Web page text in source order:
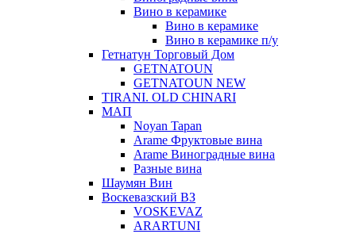
Вино в керамике
Вино в керамике
Вино в керамике п/у
Гетнатун Торговый Дом
GETNATOUN
GETNATOUN NEW
TIRANI. OLD CHINARI
МАП
Noyan Tapan
Arame Фруктовые вина
Arame Виноградные вина
Разные вина
Шаумян Вин
Воскевазский ВЗ
VOSKEVAZ
ARARTUNI